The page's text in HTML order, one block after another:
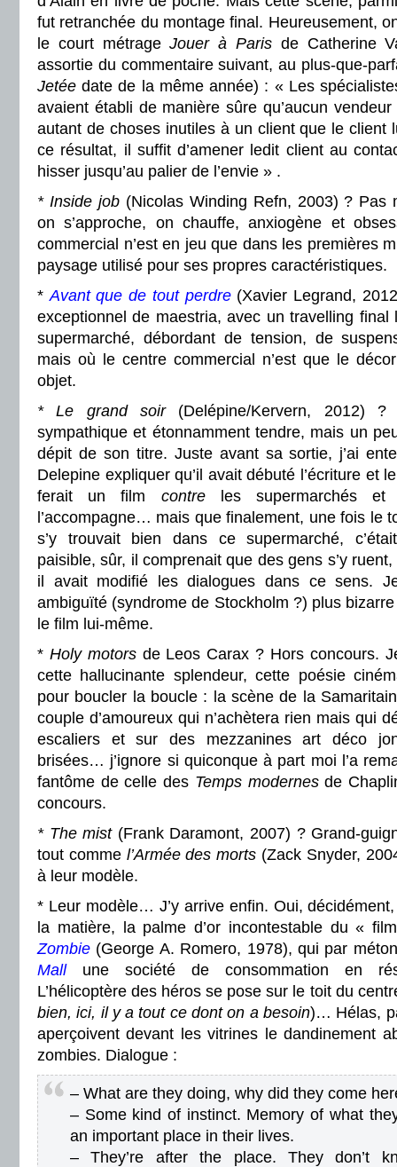
fut retranchée du montage final. Heureusement,
le court métrageJouer à Paris de Catherine
assortie du commentaire suivant, au plus-que-
Jetée date de la même année) : « Les
avaient établi de manière sûre qu’aucun
autant de choses inutiles à un client que le client
ce résultat, il suffit d’amener ledit client au
hisser jusqu’au palier de l’envie » .
* Inside job(Nicolas Winding Refn, 2003) ? Pas
on s’approche, on chauffe, anxiogène et
commercial n’est en jeu que dans les premières
paysage utilisé pour ses propres caractéristiques.
*Avant que de tout perdre(Xavier Legrand,
exceptionnel de maestria, avec un travelling final
supermarché, débordant de tension, de
mais où le centre commercial n’est que le
objet.
* Le grand soir(Delépine/Kervern, 2012)
sympathique et étonnamment tendre, mais un
dépit de son titre. Juste avant sa sortie, j’ai
Delepine expliquer qu’il avait débuté l’écriture et
ferait un film contreles supermarchés et
l’accompagne… mais que finalement, une fois le
s’y trouvait bien dans ce supermarché,
paisible, sûr, il comprenait que des gens s’y
il avait modifié les dialogues dans ce sens.
ambiguïté (syndrome de Stockholm ?) plus
le film lui-même.
* Holy motorsde Leos Carax ? Hors concours.
cette hallucinante splendeur, cette poésie
pour boucler la boucle : la scène de la
couple d’amoureux qui n’achètera rien mais qui
escaliers et sur des mezzanines art déco
brisées… j’ignore si quiconque à part moi l’a
fantôme de celle des Temps modernesde
concours.
* The mist(Frank Daramont, 2007) ? Grand-
tout comme l’Armée des morts (Zack Snyder,
à leur modèle.
* Leur modèle… J’y arrive enfin. Oui,
la matière, la palme d’or incontestable du «
Zombie (George A. Romero, 1978), qui par
Mallune société de consommation en
L’hélicoptère des héros se pose sur le toit du
bien, ici, il y a tout ce dont on a besoin)… Hélas,
aperçoivent devant les vitrines le dandinement
zombies. Dialogue :
– What are they doing, why did they come
– Some kind of instinct. Memory of what
an important place in their lives.
– They’re after the place. They don’t